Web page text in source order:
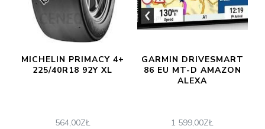
MICHELIN PRIMACY 4+
225/40R18 92Y XL
564,00ZŁ
GARMIN DRIVESMART
86 EU MT-D AMAZON
ALEXA
1 599,00ZŁ